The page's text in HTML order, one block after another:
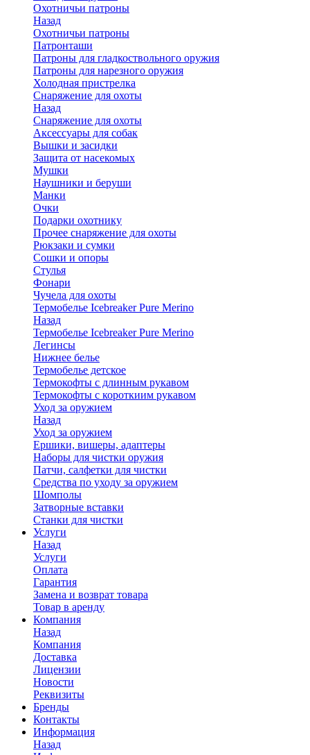
Охотничьи патроны
Назад
Охотничьи патроны
Патронташи
Патроны для гладкоствольного оружия
Патроны для нарезного оружия
Холодная пристрелка
Снаряжение для охоты
Назад
Снаряжение для охоты
Аксессуары для собак
Вышки и засидки
Защита от насекомых
Мушки
Наушники и беруши
Манки
Очки
Подарки охотнику
Прочее снаряжение для охоты
Рюкзаки и сумки
Сошки и опоры
Стулья
Фонари
Чучела для охоты
Термобелье Icebreaker Pure Merino
Назад
Термобелье Icebreaker Pure Merino
Легинсы
Нижнее белье
Термобелье детское
Термокофты с длинным рукавом
Термокофты с короткиим рукавом
Уход за оружием
Назад
Уход за оружием
Ершики, вишеры, адаптеры
Наборы для чистки оружия
Патчи, салфетки для чистки
Средства по уходу за оружием
Шомполы
Затворные вставки
Станки для чистки
Услуги
Назад
Услуги
Оплата
Гарантия
Замена и возврат товара
Товар в аренду
Компания
Назад
Компания
Доставка
Лицензии
Новости
Реквизиты
Бренды
Контакты
Информация
Назад